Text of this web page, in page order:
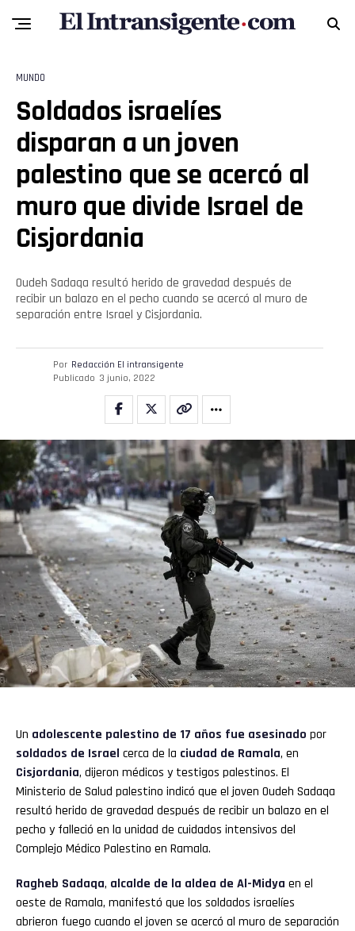
MUNDO
Soldados israelíes
disparan a un joven
palestino que se acercó al
muro que divide Israel de
Cisjordania
Oudeh Sadaqa resultó herido de gravedad después de
recibir un balazo en el pecho cuando se acercó al muro de
separación entre Israel y Cisjordania.
Por Redacción El intransigente
Publicado 3 junio, 2022
Un adolescente palestino de 17 años fue asesinado por
soldados de Israel cerca de la ciudad de Ramala, en
Cisjordania, dijeron médicos y testigos palestinos. El
Ministerio de Salud palestino indicó que el joven Oudeh Sadaqa
resultó herido de gravedad después de recibir un balazo en el
pecho y falleció en la unidad de cuidados intensivos del
Complejo Médico Palestino en Ramala.
Ragheb Sadaqa, alcalde de la aldea de Al-Midya en el
oeste de Ramala, manifestó que los soldados israelíes
abrieron fuego cuando el joven se acercó al muro de separación
Flipboard
Reddit
Pinterest
Email